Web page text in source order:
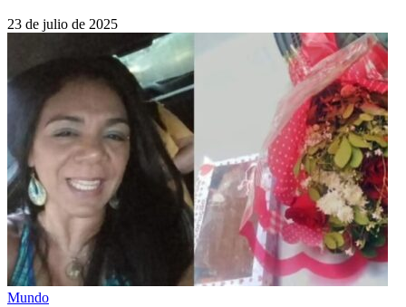
23 de julio de 2025
Mundo